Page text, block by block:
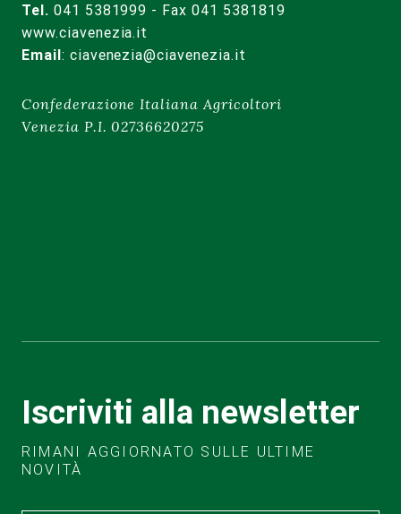
Tel. 041 5381999 - Fax 041 5381819
www.ciavenezia.it
Email: ciavenezia@ciavenezia.it
Confederazione Italiana Agricoltori
Venezia P.I. 02736620275
Iscriviti alla newsletter
RIMANI AGGIORNATO SULLE ULTIME
NOVITÀ